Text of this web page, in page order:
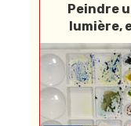
Peindre
lumière,